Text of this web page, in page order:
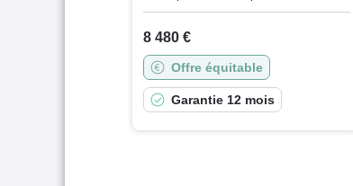
8 480 €
Offre équitable
Garantie 12 mois